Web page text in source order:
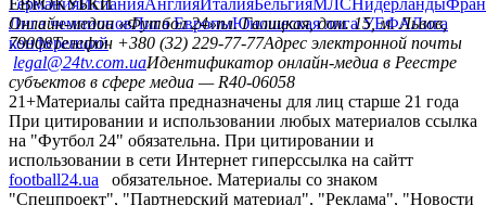
ГерманияИспанияАнглияИталияБельгияМЛСНидерланды
ЕВРОКУБКИ
Лига чемпионовЛига ЕвропыЮношеская лига УЕФАЛига
конференций
Онлайн-медиа «Футбол 24»пл. Галицкая, дом. 15, м. Львов,
79008Телефон +380 (32) 229-77-77Адрес электронной почты
legal@24tv.com.uaИдентификатор онлайн-медиа в Реестре
субъектов в сфере медиа — R40-06058
21+Материалы сайта предназначены для лиц старше 21 года
При цитировании и использовании любых материалов ссылка
на "Футбол 24" обязательна. При цитировании и
использовании в сети Интернет гиперссылка на сайтт
football24.ua
обязательное. Материалы со знаком
"Спецпроект", "Партнерский материал", "Реклама", "Новости